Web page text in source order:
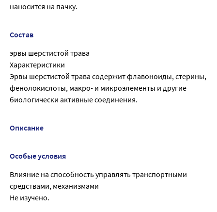
наносится на пачку.
Состав
эрвы шерстистой трава
Характеристики
Эрвы шерстистой трава содержит флавоноиды, стерины,
фенолокислоты, макро- и микроэлементы и другие
биологически активные соединения.
Описание
Особые условия
Влияние на способность управлять транспортными
средствами, механизмами
Не изучено.